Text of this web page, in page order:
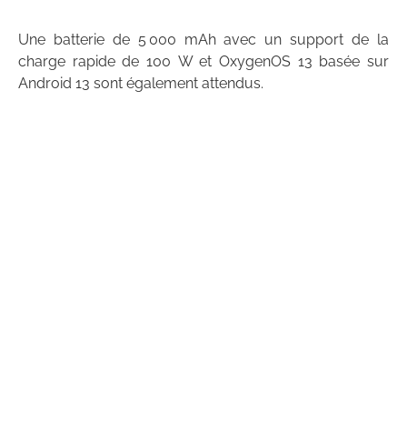
Une batterie de 5 000 mAh avec un support de la
charge rapide de 100 W et OxygenOS 13 basée sur
Android 13 sont également attendus.